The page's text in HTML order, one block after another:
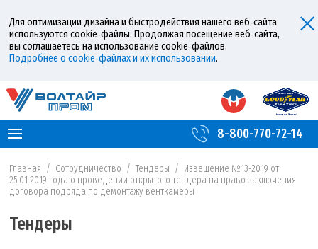
Для оптимизации дизайна и быстродействия нашего веб‑сайта
используются cookie‑файлы. Продолжая посещение веб‑сайта,
вы соглашаетесь на использование cookie‑файлов.
Подробнее о cookie‑файлах и их использовании.
8-800-770-72-14
Главная / Сотрудничество / Тендеры / Извещение №13-2019 от
25.01.2019 года о проведении открытого тендера на право заключения
договора подряда по демонтажу венткамеры
Тендеры